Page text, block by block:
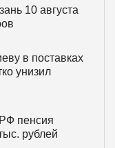
10 августа
в поставках
унизил
пенсия
рублей